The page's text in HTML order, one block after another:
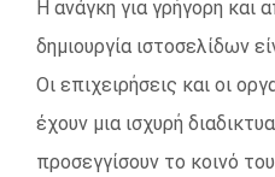
Η ανάγκη για γρήγορη και
δημιουργία ιστοσελίδων
Οι επιχειρήσεις και οι
έχουν μια ισχυρή
προσεγγίσουν το κοινό